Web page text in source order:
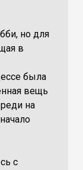
но для
в
была
вещь
на
с